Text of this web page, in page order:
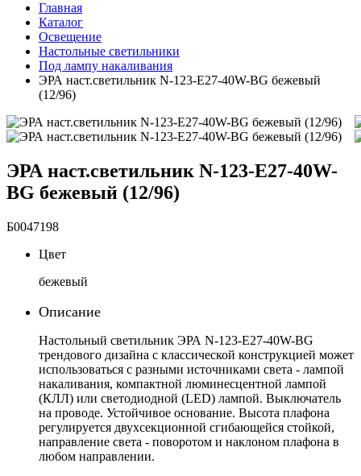
Главная
Каталог
Освещение
Настольные светильники
Под лампу накаливания
ЭРА наст.светильник N-123-Е27-40W-BG бежевый
(12/96)
ЭРА наст.светильник N-123-Е27-40W-
BG бежевый (12/96)
Б0047198
Цвет
бежевый
Описание
Настольный светильник ЭРА N-123-Е27-40W-BG
трендового дизайна с классической конструкцией может
использоваться с разными источниками света - лампой
накаливания, компактной люминесцентной лампой
(КЛЛ) или светодиодной (LED) лампой. Выключатель
на проводе. Устойчивое основание. Высота плафона
регулируется двухсекционной сгибающейся стойкой,
направление света - поворотом и наклоном плафона в
любом направлении.